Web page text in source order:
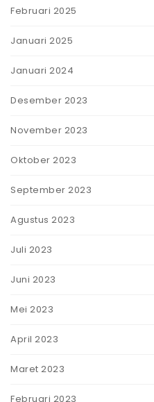
Februari 2025
Januari 2025
Januari 2024
Desember 2023
November 2023
Oktober 2023
September 2023
Agustus 2023
Juli 2023
Juni 2023
Mei 2023
April 2023
Maret 2023
Februari 2023